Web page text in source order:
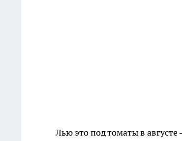
Лью это под томаты в